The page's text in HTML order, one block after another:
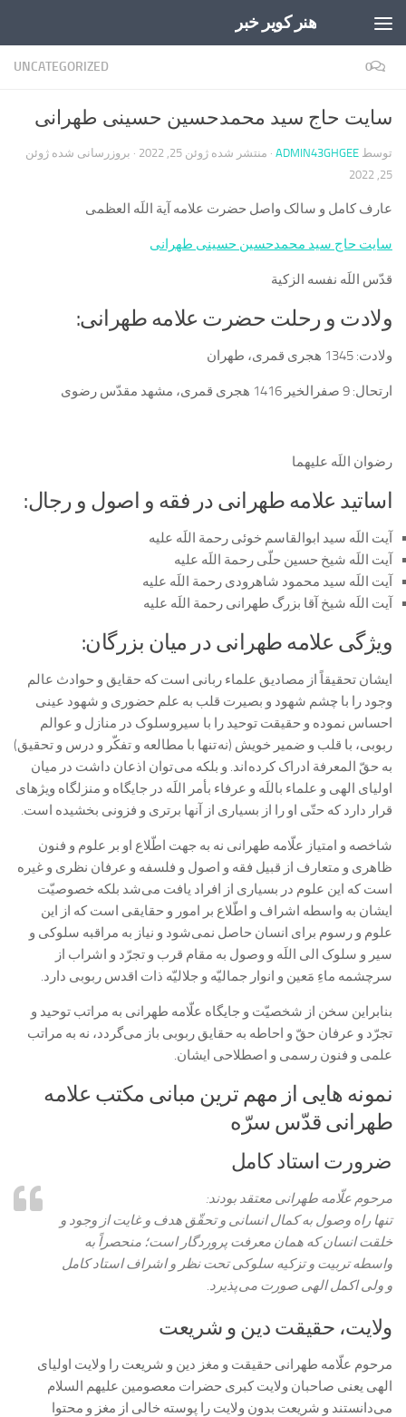
هنر کویر خبر
UNCATEGORIZED 0
سایت حاج سید محمدحسین حسینی طهرانی
توسط ADMIN43GHGEE · منتشر شده ژوئن 25, 2022 · بروزرسانی شده ژوئن
25, 2022
عارف کامل و سالک واصل حضرت علامه آیة اللَه العظمی
سایت حاج سید محمدحسین حسینی طهرانی
قدّس اللَه نفسه الزکیة
ولادت و رحلت حضرت علامه طهرانی:
ولادت:
ارتحال:
رضوان اللَه علیهما
اساتید علامه طهرانی در فقه و اصول و رجال:
آیت اللَه سید ابوالقاسم خوئی رحمة اللَه علیه
آیت اللَه شیخ حسین حلّی رحمة اللَه علیه
آیت اللَه سید محمود شاهرودی رحمة اللَه علیه
آیت اللَه شیخ آقا بزرگ طهرانی رحمة اللَه علیه
ویژگی علامه طهرانی در میان بزرگان:
ایشان تحقيقاً از مصاديق علماء ربانی است كه حقایق و حوادث عالم
وجود را با چشم شهود و بصيرت قلب به علم حضورى و شهود عينى
احساس نموده و حقيقت توحيد را با سیروسلوک در منازل و عوالم
ربوبى، با قلب و ضمير خويش (نه تنها با مطالعه و تفكّر و درس و تحقيق)
به حقّ المعرفة ادراک كرده اند. و بلكه می توان اذعان داشت در ميان
اولياى الهى و علماء باللَه و عرفاء بأمر اللَه در جايگاه و منزلگاه ويژه‏اى
قرار دارد كه حتّى او را از بسيارى از آنها برترى و فزونى بخشيده است.
شاخصه و امتياز علّامه طهرانى نه به جهت اطّلاع او بر علوم و فنون
ظاهرى و متعارف از قبيل فقه و اصول و فلسفه و عرفان نظرى و غيره
است كه اين علوم در بسيارى از افراد يافت می‌‏شد بلکه خصوصيّت
ايشان به واسطه اشراف و اطّلاع بر امور و حقايقى است كه از اين
علوم و رسوم براى انسان حاصل نمی‌‏شود و نياز به مراقبه سلوكى و
سير و سلوک الى اللَه و وصول به مقام قرب و تجرّد و اشراب از
سرچشمه ماءِ مَعين و انوار جماليّه و جلاليّه ذات اقدس ربوبى دارد.
بنابراين سخن از شخصيّت و جايگاه علّامه طهرانى به مراتب توحيد و
تجرّد و عرفان حقّ و احاطه به حقایق ربوبى باز می‌‏گردد، نه به مراتب
علمى و فنون رسمى و اصطلاحى ايشان.
نمونه هایی از مهم ترین مبانی مکتب علامه
طهرانی قدّس سرّه
ضرورت استاد کامل
مرحوم علّامه طهرانى معتقد بودند:
تنها راه وصول به کمال انسانی و تحقّق هدف و غایت از وجود و
خلقت انسان که همان معرفت پروردگار است؛ منحصراً به
واسطه تربیت و تزکیه سلوکی تحت نظر و اشراف استاد کامل
و ولی اکمل الهی صورت می پذیرد.
ولایت، حقیقت دین و شریعت
مرحوم علّامه طهرانى حقيقت و مغز دين و شريعت را ولايت اولياى
الهى يعنى صاحبان ولايت كبرى حضرات معصومين علیهم السلام
می‏‌دانستند و شريعت بدون ولايت را پوسته خالى از مغز و محتوا